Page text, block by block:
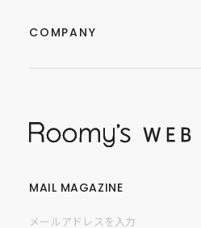
COMPANY
MAIL MAGAZINE